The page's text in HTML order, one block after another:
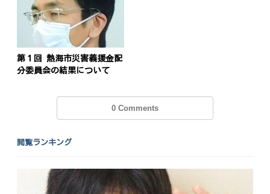
第１回 熱海市災害義援金配
分委員会の結果について
0 Comments
閲覧ランキング